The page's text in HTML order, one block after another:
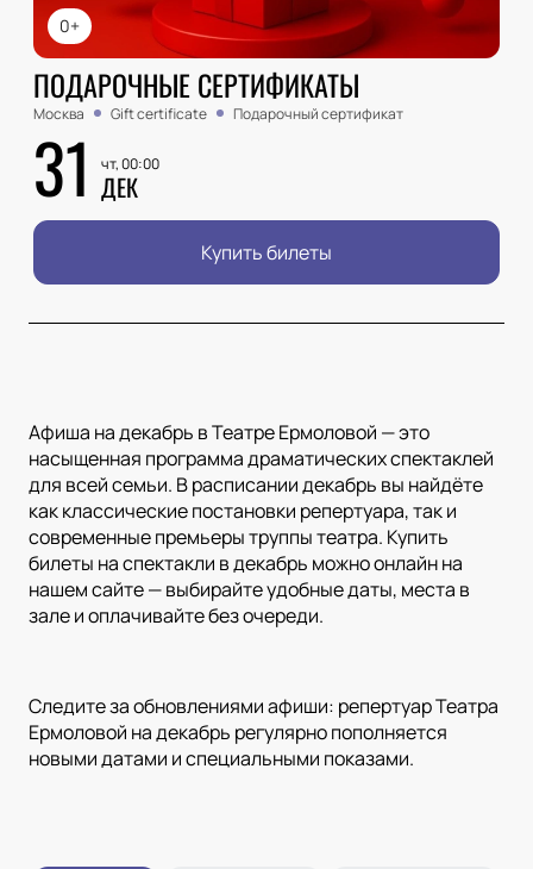
0+
ПОДАРОЧНЫЕ СЕРТИФИКАТЫ
Москва Gift certificate Подарочный сертификат
31 чт, 00:00
ДЕК
Купить билеты
Афиша на декабрь в Театре Ермоловой — это
насыщенная программа драматических спектаклей
для всей семьи. В расписании декабрь вы найдёте
как классические постановки репертуара, так и
современные премьеры труппы театра. Купить
билеты на спектакли в декабрь можно онлайн на
нашем сайте — выбирайте удобные даты, места в
зале и оплачивайте без очереди.
Следите за обновлениями афиши: репертуар Театра
Ермоловой на декабрь регулярно пополняется
новыми датами и специальными показами.